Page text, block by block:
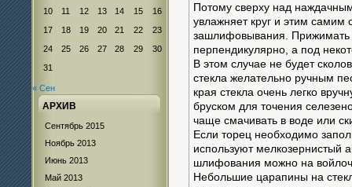
10
11 12 13 14 15
16
17
18 19 20 21 22
23
24
25 26 27 28 29
30
31
« Сен
АРХИВ
Сентябрь 2015
Ноябрь 2013
Июнь 2013
Май 2013
Потому сверху над
увлажняет круг и этим самим
зашлифовывания. Прижимать
перпендикулярно, а под
В этом случае не будет
стекла желательно ручным
края стекла очень легко
бруском для точения
чаще смачивать в воде или
Если торец необходимо
используют мелкозернистый
шлифования можно на
Небольшие царапины на